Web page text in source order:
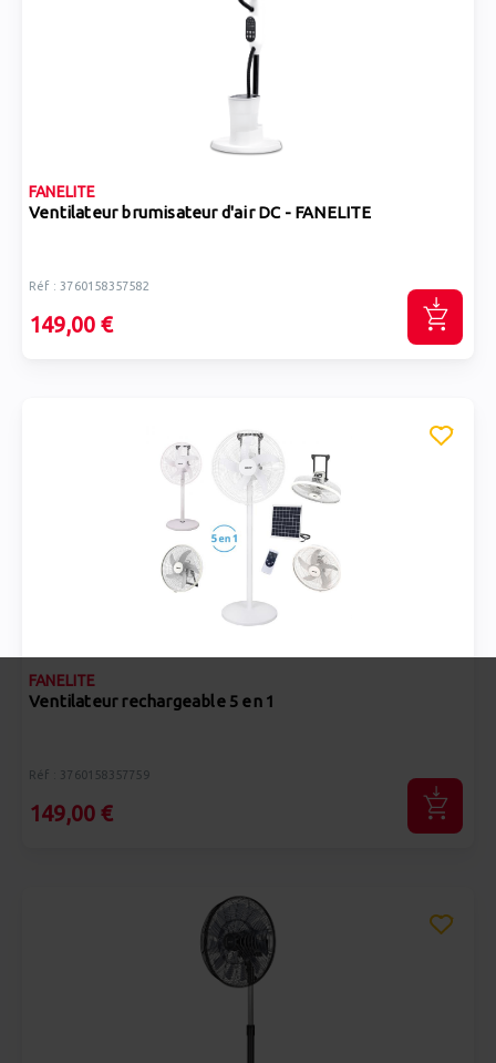
FANELITE
Ventilateur brumisateur d'air DC - FANELITE
Réf : 3760158357582
149,00 €
FANELITE
Ventilateur rechargeable 5 en 1
Réf : 3760158357759
149,00 €